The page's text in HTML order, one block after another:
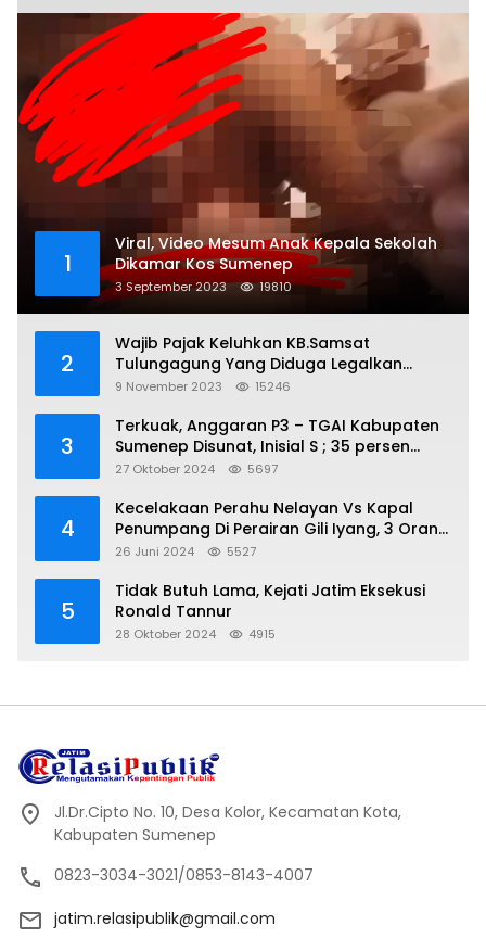
1
Viral, Video Mesum Anak Kepala Sekolah
Dikamar Kos Sumenep
3 September 2023 19810
2
Wajib Pajak Keluhkan KB.Samsat
Tulungagung Yang Diduga Legalkan
Pungli
9 November 2023 15246
3
Terkuak, Anggaran P3 – TGAI Kabupaten
Sumenep Disunat, Inisial S ; 35 persen
Bagian Oknum DPR- RI
27 Oktober 2024 5697
4
Kecelakaan Perahu Nelayan Vs Kapal
Penumpang Di Perairan Gili Iyang, 3 Orang
Hilang
26 Juni 2024 5527
5
Tidak Butuh Lama, Kejati Jatim Eksekusi
Ronald Tannur
28 Oktober 2024 4915
Jl.Dr.Cipto No. 10, Desa Kolor, Kecamatan Kota,
Kabupaten Sumenep
0823-3034-3021/0853-8143-4007
jatim.relasipublik@gmail.com